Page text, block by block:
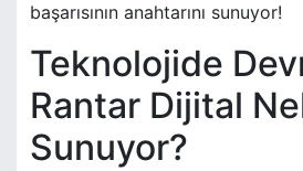
başarısının anahtarını sunuyor!
Teknolojide
Rantar Dijital
Sunuyor?